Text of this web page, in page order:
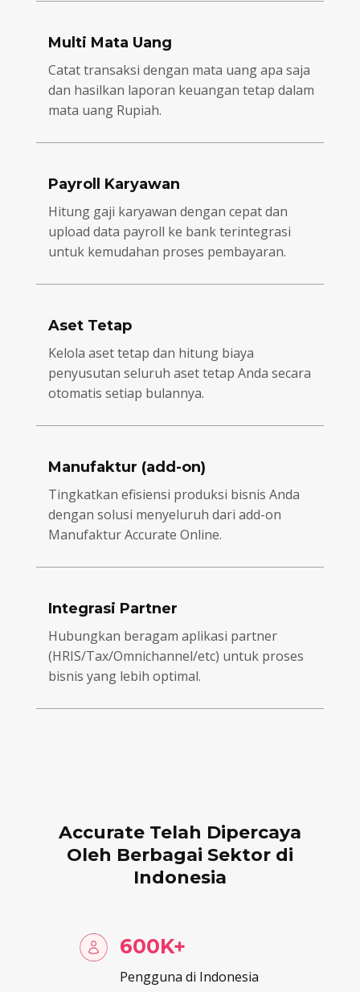
Multi Mata Uang
Catat transaksi dengan mata uang apa saja
dan hasilkan laporan keuangan tetap dalam
mata uang Rupiah.
Payroll Karyawan
Hitung gaji karyawan dengan cepat dan
upload data payroll ke bank terintegrasi
untuk kemudahan proses pembayaran.
Aset Tetap
Kelola aset tetap dan hitung biaya
penyusutan seluruh aset tetap Anda secara
otomatis setiap bulannya.
Manufaktur (add-on)
Tingkatkan efisiensi produksi bisnis Anda
dengan solusi menyeluruh dari add-on
Manufaktur Accurate Online.
Integrasi Partner
Hubungkan beragam aplikasi partner
(HRIS/Tax/Omnichannel/etc) untuk proses
bisnis yang lebih optimal.
Accurate Telah Dipercaya
Oleh Berbagai Sektor di
Indonesia
600K+
Pengguna di Indonesia